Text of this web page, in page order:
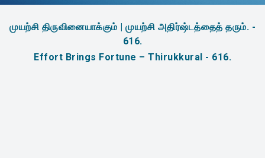
முயற்சி திருவினையாக்கும் | முயற்சி அதிர்ஷ்டத்தைத் தரும். -
616.
Effort Brings Fortune – Thirukkural - 616.